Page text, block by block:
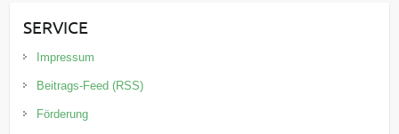
SERVICE
Impressum
Beitrags-Feed (RSS)
Förderung